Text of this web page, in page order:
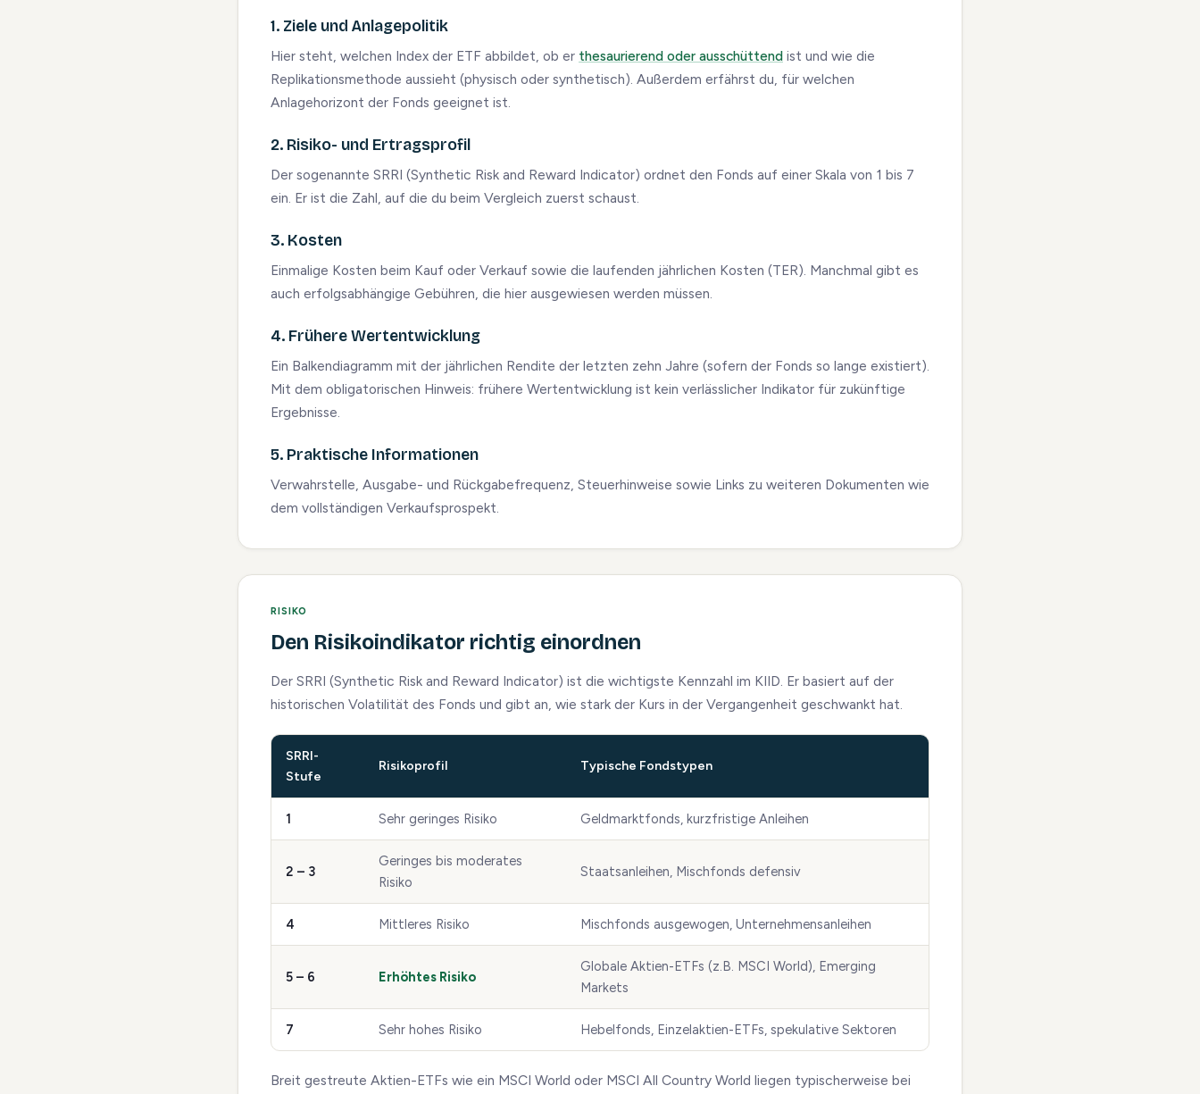
1. Ziele und Anlagepolitik
Hier steht, welchen Index der ETF abbildet, ob er thesaurierend oder ausschüttend ist und wie die
Replikationsmethode aussieht (physisch oder synthetisch). Außerdem erfährst du, für welchen
Anlagehorizont der Fonds geeignet ist.
2. Risiko- und Ertragsprofil
Der sogenannte SRRI (Synthetic Risk and Reward Indicator) ordnet den Fonds auf einer Skala von 1 bis 7
ein. Er ist die Zahl, auf die du beim Vergleich zuerst schaust.
3. Kosten
Einmalige Kosten beim Kauf oder Verkauf sowie die laufenden jährlichen Kosten (TER). Manchmal gibt es
auch erfolgsabhängige Gebühren, die hier ausgewiesen werden müssen.
4. Frühere Wertentwicklung
Ein Balkendiagramm mit der jährlichen Rendite der letzten zehn Jahre (sofern der Fonds so lange existiert).
Mit dem obligatorischen Hinweis: frühere Wertentwicklung ist kein verlässlicher Indikator für zukünftige
Ergebnisse.
5. Praktische Informationen
Verwahrstelle, Ausgabe- und Rückgabefrequenz, Steuerhinweise sowie Links zu weiteren Dokumenten wie
dem vollständigen Verkaufsprospekt.
RISIKO
Den Risikoindikator richtig einordnen
Der SRRI (Synthetic Risk and Reward Indicator) ist die wichtigste Kennzahl im KIID. Er basiert auf der
historischen Volatilität des Fonds und gibt an, wie stark der Kurs in der Vergangenheit geschwankt hat.
SRRI-
Stufe
Risikoprofil Typische Fondstypen
1 Sehr geringes Risiko Geldmarktfonds, kurzfristige Anleihen
2 – 3
Geringes bis moderates
Risiko
Staatsanleihen, Mischfonds defensiv
4 Mittleres Risiko Mischfonds ausgewogen, Unternehmensanleihen
5 – 6 Erhöhtes Risiko
Globale Aktien-ETFs (z.B. MSCI World), Emerging
Markets
7 Sehr hohes Risiko Hebelfonds, Einzelaktien-ETFs, spekulative Sektoren
Breit gestreute Aktien-ETFs wie ein MSCI World oder MSCI All Country World liegen typischerweise bei